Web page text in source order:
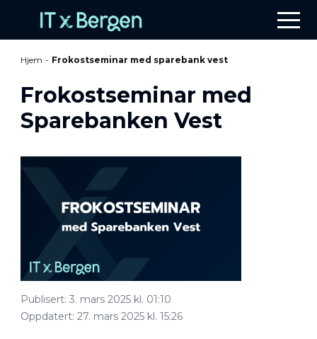
Hjem - Frokostseminar med sparebank vest
Frokostseminar med
Sparebanken Vest
Publisert: 3. mars 2025 kl. 01:10
Oppdatert: 27. mars 2025 kl. 15:26